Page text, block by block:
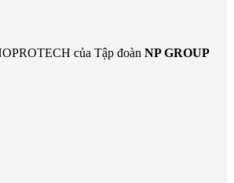
của Tập đoàn NP GROUP